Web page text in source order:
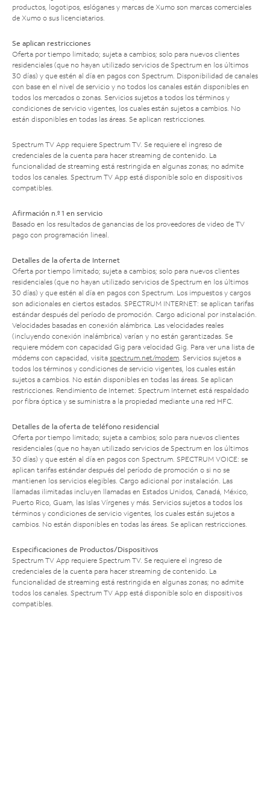
productos, logotipos, eslóganes y marcas de Xumo son marcas comerciales
de Xumo o sus licenciatarios.
Se aplican restricciones
Oferta por tiempo limitado; sujeta a cambios; solo para nuevos clientes
residenciales (que no hayan utilizado servicios de Spectrum en los últimos
30 días) y que estén al día en pagos con Spectrum. Disponibilidad de canales
con base en el nivel de servicio y no todos los canales están disponibles en
todos los mercados o zonas. Servicios sujetos a todos los términos y
condiciones de servicio vigentes, los cuales están sujetos a cambios. No
están disponibles en todas las áreas. Se aplican restricciones.
Spectrum TV App requiere Spectrum TV. Se requiere el ingreso de
credenciales de la cuenta para hacer streaming de contenido. La
funcionalidad de streaming está restringida en algunas zonas; no admite
todos los canales. Spectrum TV App está disponible solo en dispositivos
compatibles.
Afirmación n.º 1 en servicio
Basado en los resultados de ganancias de los proveedores de video de TV
pago con programación lineal.
Detalles de la oferta de Internet
Oferta por tiempo limitado; sujeta a cambios; solo para nuevos clientes
residenciales (que no hayan utilizado servicios de Spectrum en los últimos
30 días) y que estén al día en pagos con Spectrum. Los impuestos y cargos
son adicionales en ciertos estados. SPECTRUM INTERNET: se aplican tarifas
estándar después del período de promoción. Cargo adicional por instalación.
Velocidades basadas en conexión alámbrica. Las velocidades reales
(incluyendo conexión inalámbrica) varían y no están garantizadas. Se
requiere módem con capacidad Gig para velocidad Gig. Para ver una lista de
módems con capacidad, visita spectrum.net/modem. Servicios sujetos a
todos los términos y condiciones de servicio vigentes, los cuales están
sujetos a cambios. No están disponibles en todas las áreas. Se aplican
restricciones. Rendimiento de Internet: Spectrum Internet está respaldado
por fibra óptica y se suministra a la propiedad mediante una red HFC.
Detalles de la oferta de teléfono residencial
Oferta por tiempo limitado; sujeta a cambios; solo para nuevos clientes
residenciales (que no hayan utilizado servicios de Spectrum en los últimos
30 días) y que estén al día en pagos con Spectrum. SPECTRUM VOICE: se
aplican tarifas estándar después del período de promoción o si no se
mantienen los servicios elegibles. Cargo adicional por instalación. Las
llamadas ilimitadas incluyen llamadas en Estados Unidos, Canadá, México,
Puerto Rico, Guam, las Islas Vírgenes y más. Servicios sujetos a todos los
términos y condiciones de servicio vigentes, los cuales están sujetos a
cambios. No están disponibles en todas las áreas. Se aplican restricciones.
Especificaciones de Productos/Dispositivos
Spectrum TV App requiere Spectrum TV. Se requiere el ingreso de
credenciales de la cuenta para hacer streaming de contenido. La
funcionalidad de streaming está restringida en algunas zonas; no admite
todos los canales. Spectrum TV App está disponible solo en dispositivos
compatibles.